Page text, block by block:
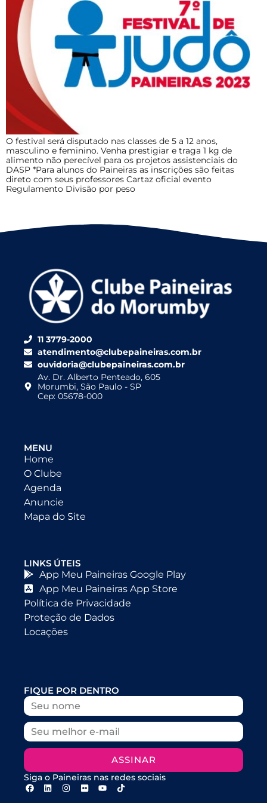
O festival será disputado nas classes de 5 a 12 anos,
masculino e feminino. Venha prestigiar e traga 1 kg de
alimento não perecível para os projetos assistenciais do
DASP *Para alunos do Paineiras as inscrições são feitas
direto com seus professores Cartaz oficial evento
Regulamento Divisão por peso
11 3779-2000
atendimento@clubepaineiras.com.br
ouvidoria@clubepaineiras.com.br
Av. Dr. Alberto Penteado, 605
Morumbi, São Paulo - SP
Cep: 05678-000
MENU
Home
O Clube
Agenda
Anuncie
Mapa do Site
LINKS ÚTEIS
App Meu Paineiras Google Play
App Meu Paineiras App Store
Política de Privacidade
Proteção de Dados
Locações
FIQUE POR DENTRO
ASSINAR
Siga o Paineiras nas redes sociais